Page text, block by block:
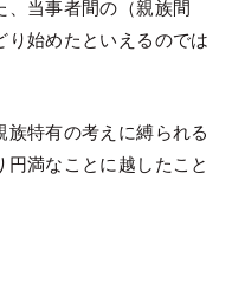
、当事者間の（親族間
り始めたといえるのでは
特有の考えに縛られる
満なことに越したこと